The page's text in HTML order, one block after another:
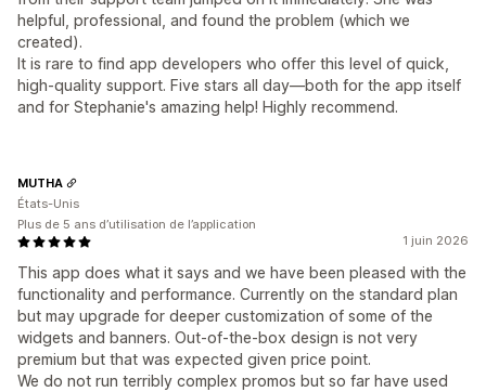
helpful, professional, and found the problem (which we
created).
It is rare to find app developers who offer this level of quick,
high-quality support. Five stars all day—both for the app itself
and for Stephanie's amazing help! Highly recommend.
1 juin 2026
This app does what it says and we have been pleased with the
functionality and performance. Currently on the standard plan
but may upgrade for deeper customization of some of the
widgets and banners. Out-of-the-box design is not very
premium but that was expected given price point.
We do not run terribly complex promos but so far have used
MUTHA
États-Unis
Plus de 5 ans d’utilisation de l’application